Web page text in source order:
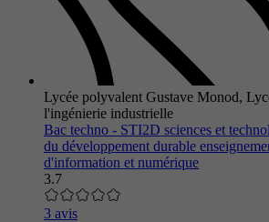
Lycée polyvalent Gustave Monod,
l'ingénierie industrielle
Bac techno - STI2D sciences et
du développement durable
d'information et numérique
3.7
3 avis